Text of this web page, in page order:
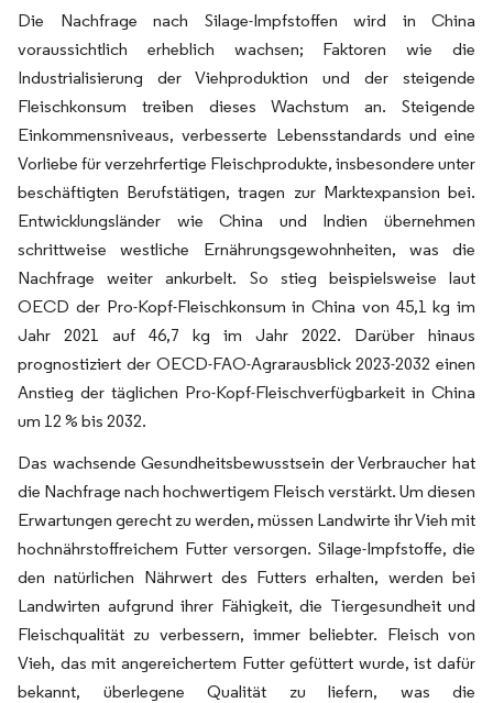
Die Nachfrage nach Silage-Impfstoffen wird in China
voraussichtlich erheblich wachsen; Faktoren wie die
Industrialisierung der Viehproduktion und der steigende
Fleischkonsum treiben dieses Wachstum an. Steigende
Einkommensniveaus, verbesserte Lebensstandards und eine
Vorliebe für verzehrfertige Fleischprodukte, insbesondere unter
beschäftigten Berufstätigen, tragen zur Marktexpansion bei.
Entwicklungsländer wie China und Indien übernehmen
schrittweise westliche Ernährungsgewohnheiten, was die
Nachfrage weiter ankurbelt. So stieg beispielsweise laut
OECD der Pro-Kopf-Fleischkonsum in China von 45,1 kg im
Jahr 2021 auf 46,7 kg im Jahr 2022. Darüber hinaus
prognostiziert der OECD-FAO-Agrarausblick 2023-2032 einen
Anstieg der täglichen Pro-Kopf-Fleischverfügbarkeit in China
um 12 % bis 2032.
Das wachsende Gesundheitsbewusstsein der Verbraucher hat
die Nachfrage nach hochwertigem Fleisch verstärkt. Um diesen
Erwartungen gerecht zu werden, müssen Landwirte ihr Vieh mit
hochnährstoffreichem Futter versorgen. Silage-Impfstoffe, die
den natürlichen Nährwert des Futters erhalten, werden bei
Landwirten aufgrund ihrer Fähigkeit, die Tiergesundheit und
Fleischqualität zu verbessern, immer beliebter. Fleisch von
Vieh, das mit angereichertem Futter gefüttert wurde, ist dafür
bekannt, überlegene Qualität zu liefern, was die